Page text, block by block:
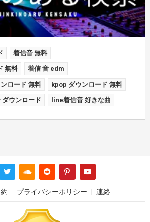
着信音 無料
無料 着信 音 edm
ロード 無料 kpop ダウンロード 無料
ウンロード line着信音 好きな曲
プライバシーポリシー 連絡